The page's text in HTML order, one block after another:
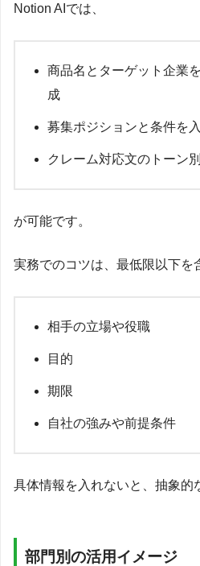
Notion AIでは、
商品名とターゲット企業
成
募集ポジションと条件を
クレーム対応文のトーン
が可能です。
実務でのコツは、最低限以下を
相手の立場や役職
目的
期限
自社の強みや前提条件
具体情報を入れないと、抽象的
部門別の活用イメージ